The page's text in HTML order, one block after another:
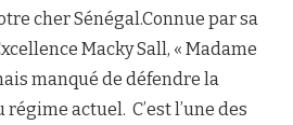
cher Sénégal.Connue par sa
Macky Sall, « Madame
manqué de défendre la
actuel. C’est l’une des